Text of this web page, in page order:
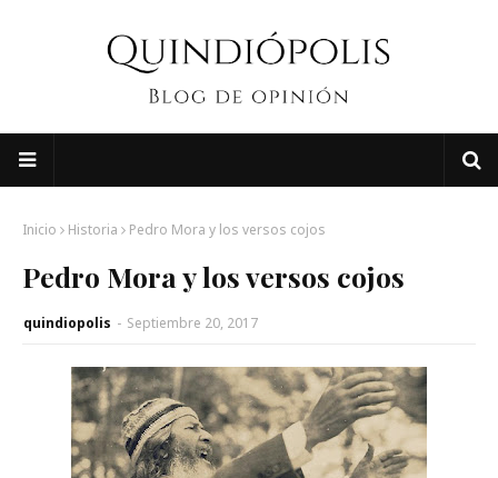
Inicio Historia Pedro Mora y los versos cojos
Pedro Mora y los versos cojos
quindiopolis - Septiembre 20, 2017